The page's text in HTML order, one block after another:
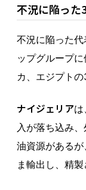
不況に陥った
不況に陥った
ップグループ
カ、エジプトの
ナイジェリア
入が落ち込み
油資源がある
ま輸出し、精